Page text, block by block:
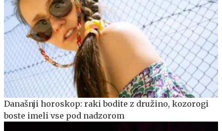
Današnji horoskop: raki bodite z družino, kozorogi
boste imeli vse pod nadzorom